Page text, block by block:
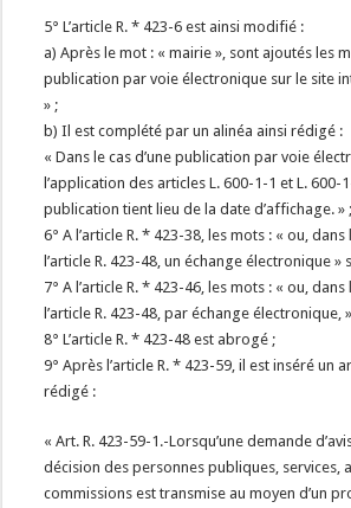
5° L’article R. * 423-6 est ainsi modifié :
a) Après le mot : « mairie », sont ajoutés les
publication par voie électronique sur le site
» ;
b) Il est complété par un alinéa ainsi rédigé :
« Dans le cas d’une publication par voie
l’application des articles L. 600-1-1 et L. 600-
publication tient lieu de la date d’affichage. » ;
6° A l’article R. * 423-38, les mots : « ou,
l’article R. 423-48, un échange électronique
7° A l’article R. * 423-46, les mots : « ou,
l’article R. 423-48, par échange électronique,
8° L’article R. * 423-48 est abrogé ;
9° Après l’article R. * 423-59, il est inséré un
rédigé :
« Art. R. 423-59-1.-Lorsqu’une demande
décision des personnes publiques, services,
commissions est transmise au moyen d’un